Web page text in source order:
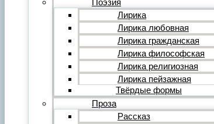
Лирика
Лирика любовная
Лирика гражданская
Лирика философская
Лирика религиозная
Лирика пейзажная
Твёрдые формы
Проза
Рассказ
Фильм
Видеообзор
Видеоклип
Музыка
Авторская песня
Песня
Поп
Рок
Шансон
Мастерская
Гражданинъ